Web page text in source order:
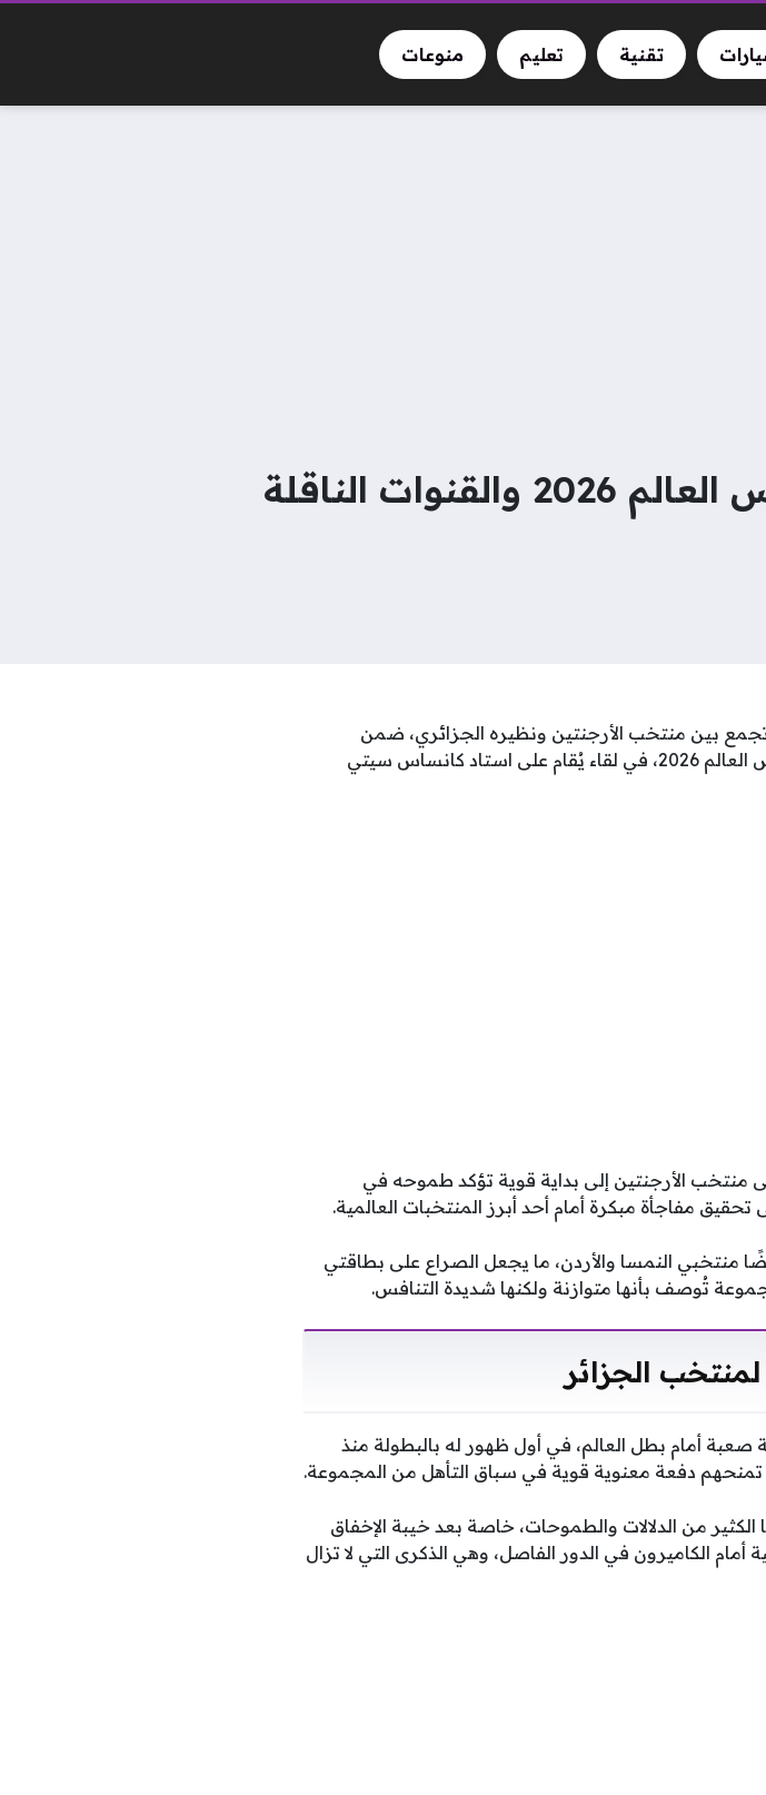
تقنية تعليم منوعات
موعد مباراة الأرجنتين والجزائر في كأس العالم 2026 والقنوات الناقلة
بين منتخب الأرجنتين ونظيره الجزائري، ضمن
منافسات الجولة الأولى من دور المجموعات ببطولة كأس العالم 2026، في لقاء يُقام على استاد كانساس سيتي
منتخب الأرجنتين إلى بداية قوية تؤكد طموحه في
مفاجأة مبكرة أمام أحد أبرز المنتخبات العالمية.
منتخبي النمسا والأردن، ما يجعل الصراع على بطاقتي
تُوصف بأنها متوازنة ولكنها شديدة التنافس.
الجزائر
أمام بطل العالم، في أول ظهور له بالبطولة منذ
الجزائر إلى المونديال بعد غياب دام 12 عامًا الكثير من الدلالات والطموحات، خاصة بعد خيبة الإخفاق
عقب الخسارة الدرامية أمام الكاميرون في الدور الفاصل، وهي الذكرى التي لا تزال